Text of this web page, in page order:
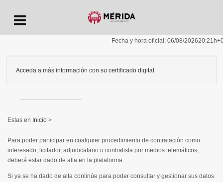
Fecha y hora oficial: 06/08/202620:21h
Acceda a más información con su certificado digital
Inicio >
Para poder participar en cualquier procedimiento de contratación como
interesado, licitador, adjudicatario o contratista por medios telemáticos,
deberá estar dado de alta en la plataforma.
Si ya se ha dado de alta continúe para poder consultar y gestionar sus datos.